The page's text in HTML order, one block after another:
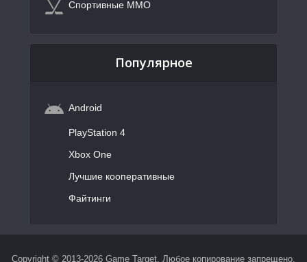
Спортивные MMO
Популярное
Android
PlayStation 4
Xbox One
Лучшие кооперативные
Файтинги
Copyright © 2013-2026 Game Target. Любое копирование запрещено.